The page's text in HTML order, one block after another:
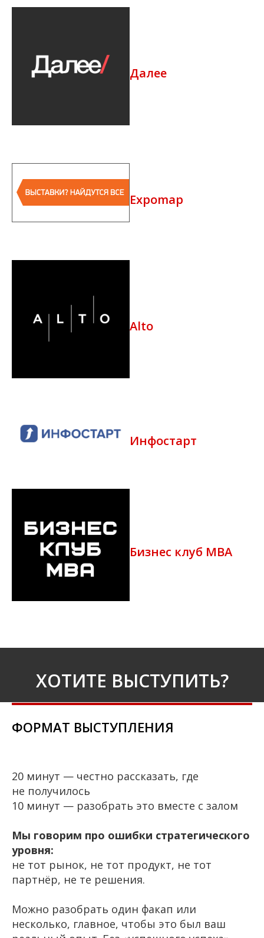
Далее
Expomap
Alto
Инфостарт
Бизнес клуб MBA
ХОТИТЕ ВЫСТУПИТЬ?
ФОРМАТ ВЫСТУПЛЕНИЯ
20 минут — честно рассказать, где
не получилось
10 минут — разобрать это вместе с залом
Мы говорим про ошибки стратегического
уровня:
не тот рынок, не тот продукт, не тот
партнёр, не те решения.
Можно разобрать один факап или
несколько, главное, чтобы это был ваш